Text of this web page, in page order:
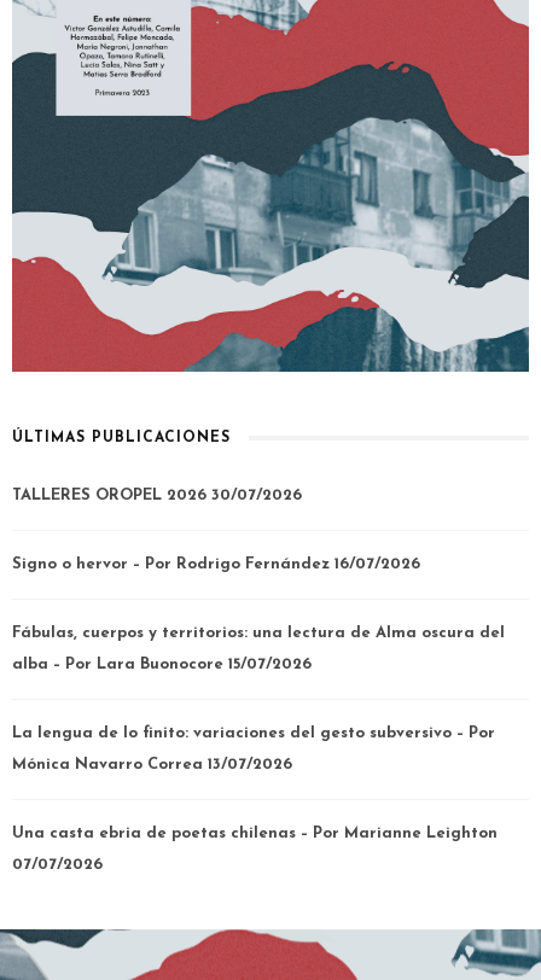
ÚLTIMAS PUBLICACIONES
TALLERES OROPEL 2026 30/07/2026
Signo o hervor – Por Rodrigo Fernández 16/07/2026
Fábulas, cuerpos y territorios: una lectura de Alma oscura del
alba – Por Lara Buonocore 15/07/2026
La lengua de lo finito: variaciones del gesto subversivo – Por
Mónica Navarro Correa 13/07/2026
Una casta ebria de poetas chilenas – Por Marianne Leighton
07/07/2026